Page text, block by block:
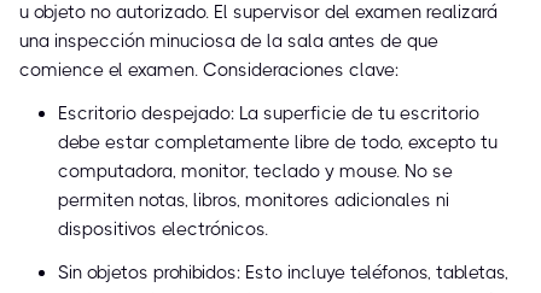
u objeto no autorizado. El supervisor del examen realizará
una inspección minuciosa de la sala antes de que
comience el examen. Consideraciones clave:
Escritorio despejado: La superficie de tu escritorio
debe estar completamente libre de todo, excepto tu
computadora, monitor, teclado y mouse. No se
permiten notas, libros, monitores adicionales ni
dispositivos electrónicos.
Sin objetos prohibidos: Esto incluye teléfonos, tabletas,